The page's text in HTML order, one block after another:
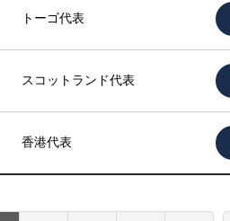
トーゴ代表
スコットランド代表
香港代表